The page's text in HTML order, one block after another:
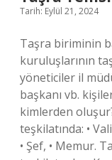
Tarih: Eylül 21, 2024
Taşra biriminin
kuruluşlarının
yöneticiler il
başkanı vb.
kimlerden
teşkilatında: •
• Şef, • Memur.